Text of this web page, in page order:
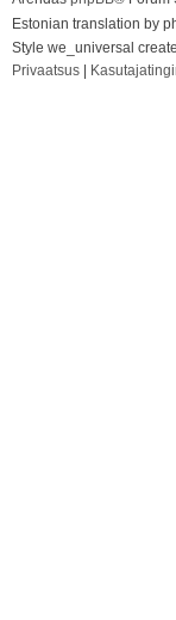
Estonian translation by
Style we_universal
Privaatsus